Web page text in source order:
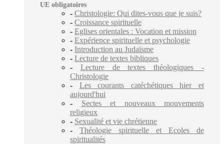
UE obligatoires
- Christologie: Qui dites-vous que je suis?
- Croissance spirituelle
- Eglises orientales : Vocation et mission
- Expérience spirituelle et psychologie
- Introduction au Judaïsme
- Lecture de textes bibliques
- Lecture de textes théologiques -
Christologie
- Les courants catéchétiques hier et
aujourd'hui
- Sectes et nouveaux mouvements
religieux
- Sexualité et vie chrétienne
- Théologie spirituelle et Ecoles de
spiritualités